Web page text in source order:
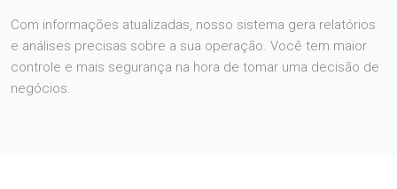
Com informações atualizadas, nosso sistema gera relatórios
e análises precisas sobre a sua operação. Você tem maior
controle e mais segurança na hora de tomar uma decisão de
negócios.